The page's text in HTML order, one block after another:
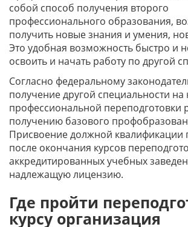
собой способ получения второго
профессионального образования,
получить новые знания и умения,
Это удобная возможность быстро и
освоить и начать работу по другой
Согласно федеральному
получение другой специальности на
профессиональной переподготовки
получению базового
Присвоение должной квалификации
после окончания курсов
аккредитированных учебных
надлежащую лицензию.
Где пройти
курсу организация